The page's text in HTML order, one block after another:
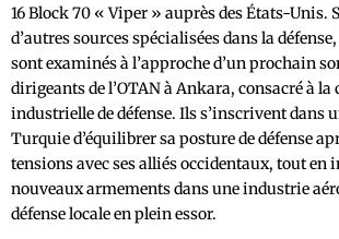
16 Block 70 « Viper » auprès des États-Unis.
d’autres sources spécialisées dans la
sont examinés à l’approche d’un prochain
dirigeants de l’OTAN à Ankara, consacré à
industrielle de défense. Ils s’inscrivent dans
Turquie d’équilibrer sa posture de défense
tensions avec ses alliés occidentaux, tout en
nouveaux armements dans une industrie
défense locale en plein essor.